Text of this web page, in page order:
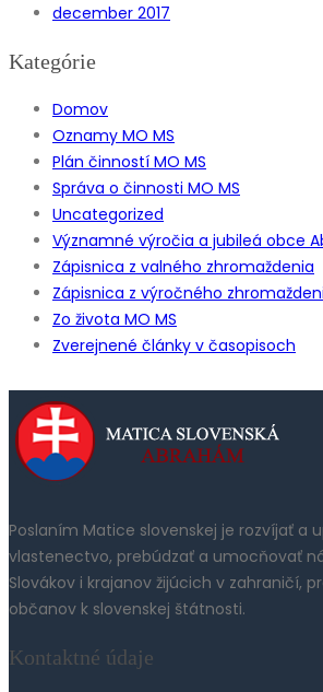
december 2017
Kategórie
Domov
Oznamy MO MS
Plán činností MO MS
Správa o činnosti MO MS
Uncategorized
Významné výročia a jubileá obce
Zápisnica z valného zhromaždenia
Zápisnica z výročného
Zo života MO MS
Zverejnené články v časopisoch
Poslaním Matice slovenskej je rozvíjať a
vlastenectvo, prebúdzať a umocňovať
Slovákov i krajanov žijúcich v zahraničí,
občanov k slovenskej štátnosti.
Kontaktné údaje